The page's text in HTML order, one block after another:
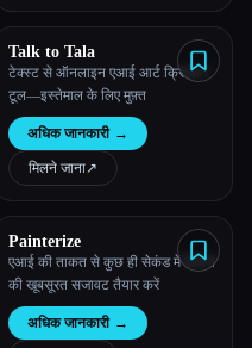
Talk to Tala
टेक्स्ट से ऑनलाइन एआई आर्ट क्रिएशन
टूल—इस्तेमाल के लिए मुफ़्त
अधिक जानकारी →
मिलने जाना↗︎
Painterize
एआई की ताकत से कुछ ही सेकंड में दीवारों
की खूबसूरत सजावट तैयार करें
अधिक जानकारी →